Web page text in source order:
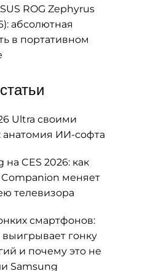
ROG Zephyrus
абсолютная
в портативном
Ultra своими
анатомия ИИ-софта
на CES 2026: как
Companion меняет
телевизора
смартфонов:
выигрывает гонку
и почему это не
Samsung